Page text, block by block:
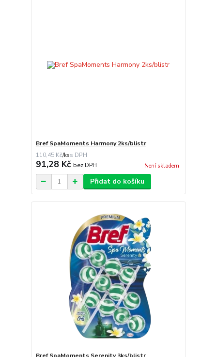
Bref SpaMoments Harmony 2ks/blistr
110,45 Kč/ks
91,28 Kč bez DPH Není skladem
Přidat do košíku
Bref SpaMoments Serenity 3ks/blistr